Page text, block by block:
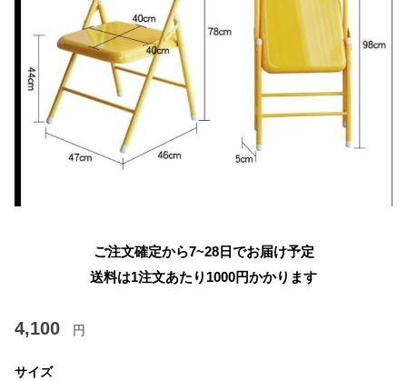
ご注文確定から7~28日でお届け予定
送料は1注文あたり 1000円かかります
4,100 円
サイズ